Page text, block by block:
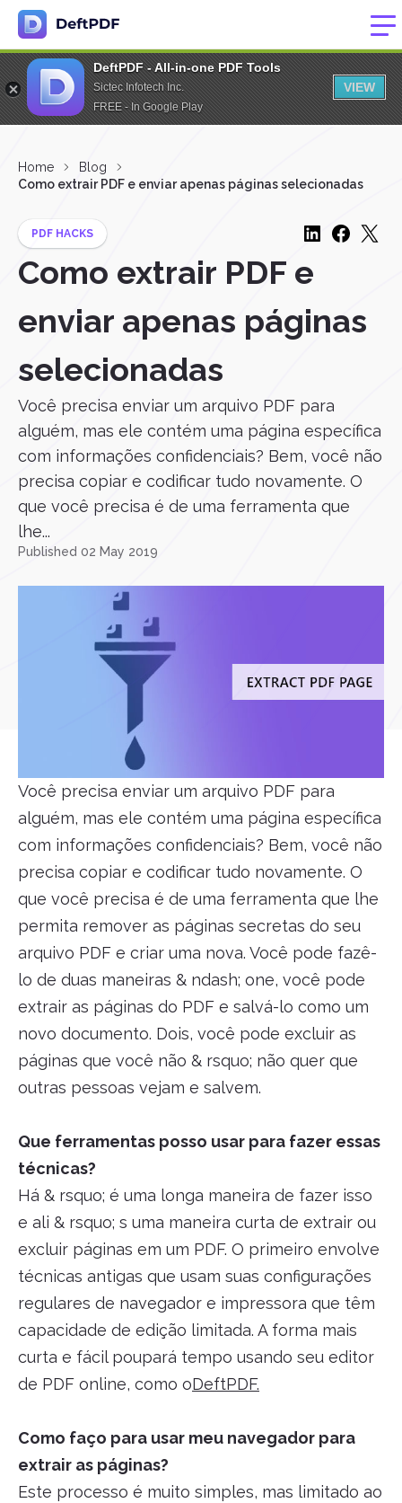
DeftPDF - All-in-one PDF Tools
Sictec Infotech Inc.
FREE - In Google Play
VIEW
Home
Blog
Como extrair PDF e enviar apenas páginas selecionadas
PDF HACKS
Como extrair PDF e
enviar apenas páginas
selecionadas
Você precisa enviar um arquivo PDF para
alguém, mas ele contém uma página específica
com informações confidenciais? Bem, você não
precisa copiar e codificar tudo novamente. O
que você precisa é de uma ferramenta que
lhe...
Published 02 May 2019
Você precisa enviar um arquivo PDF para
alguém, mas ele contém uma página específica
com informações confidenciais? Bem, você não
precisa copiar e codificar tudo novamente. O
que você precisa é de uma ferramenta que lhe
permita remover as páginas secretas do seu
arquivo PDF e criar uma nova. Você pode fazê-
lo de duas maneiras & ndash; one, você pode
extrair as páginas do PDF e salvá-lo como um
novo documento. Dois, você pode excluir as
páginas que você não & rsquo; não quer que
outras pessoas vejam e salvem.
Que ferramentas posso usar para fazer essas
técnicas?
Há & rsquo; é uma longa maneira de fazer isso
e ali & rsquo; s uma maneira curta de extrair ou
excluir páginas em um PDF. O primeiro envolve
técnicas antigas que usam suas configurações
regulares de navegador e impressora que têm
capacidade de edição limitada. A forma mais
curta e fácil poupará tempo usando seu editor
de PDF online, como oDeftPDF.
Como faço para usar meu navegador para
extrair as páginas?
Este processo é muito simples, mas limitado ao